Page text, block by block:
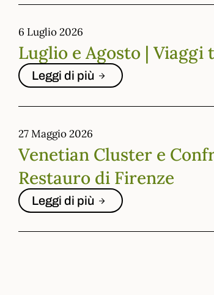
6 Luglio 2026
Luglio e Agosto |
Leggi di più
27 Maggio 2026
Venetian Cluster e
Restauro di Firenze
Leggi di più